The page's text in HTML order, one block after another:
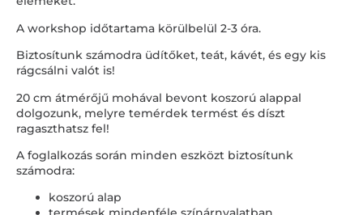
A workshop időtartama körülbelül 2-3 óra.
Biztosítunk számodra üdítőket, teát, kávét, és egy kis
rágcsálni valót is!
20 cm átmérőjű mohával bevont koszorú alappal
dolgozunk, melyre temérdek termést és díszt
ragaszthatsz fel!
A foglalkozás során minden eszközt biztosítunk
számodra:
koszorú alap